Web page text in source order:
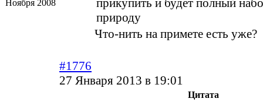
Ноября 2008
прикупить и будет полный
природу
Что-нить на примете есть уже?
#1776
27 Января 2013 в 19:01
Цитата